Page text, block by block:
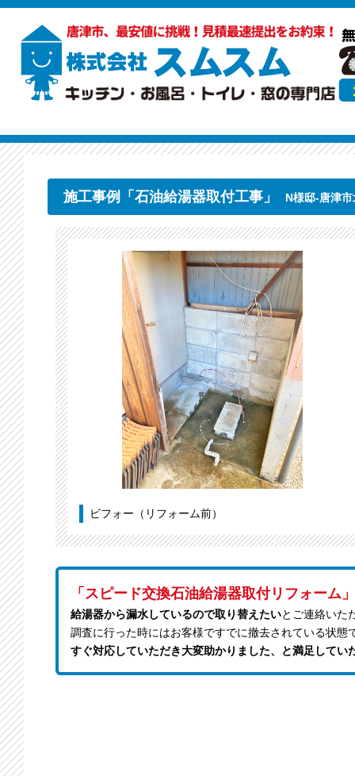
施工事例「石油給湯器取付工事」 N様邸-唐津
ビフォー（リフォーム前）
「スピード交換石油給湯器取付リフォーム」
給湯器から漏水しているので取り替えたいとご連絡いた
調査に行った時にはお客様ですでに撤去されている状
すぐ対応していただき大変助かりました、と満足してい